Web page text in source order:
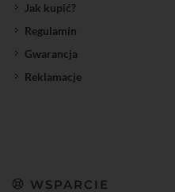
Jak kupić?
Regulamin
Gwarancja
Reklamacje
WSPARCIE